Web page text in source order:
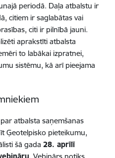
periodā. Daļa atbalstu ir
citiem ir saglabātas vai
citi ir pilnībā jauni.
aprakstīti atbalsta
to labākai izpratnei,
sistēmu, kā arī pieejama
atbalsta saņemšanas
Ģeotelpisko pieteikumu,
šā gada 28. aprīlī
. Vebinārs notiks